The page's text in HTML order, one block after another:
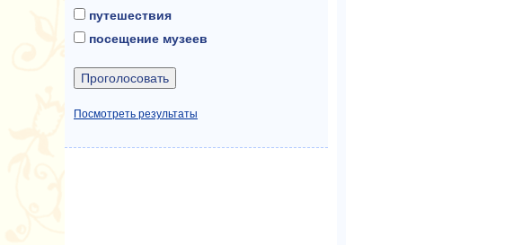
путешествия
посещение музеев
Посмотреть результаты